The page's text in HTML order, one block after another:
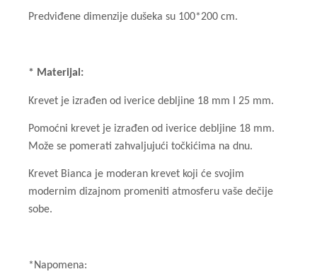
Predviđene dimenzije dušeka su 100*200 cm.
* Materijal:
Krevet je izrađen od iverice debljine 18 mm I 25 mm.
Pomoćni krevet je izrađen od iverice debljine 18 mm.
Može se pomerati zahvaljujući točkićima na dnu.
Krevet Bianca je moderan krevet koji će svojim
modernim dizajnom promeniti atmosferu vaše dečije
sobe.
*Napomena: